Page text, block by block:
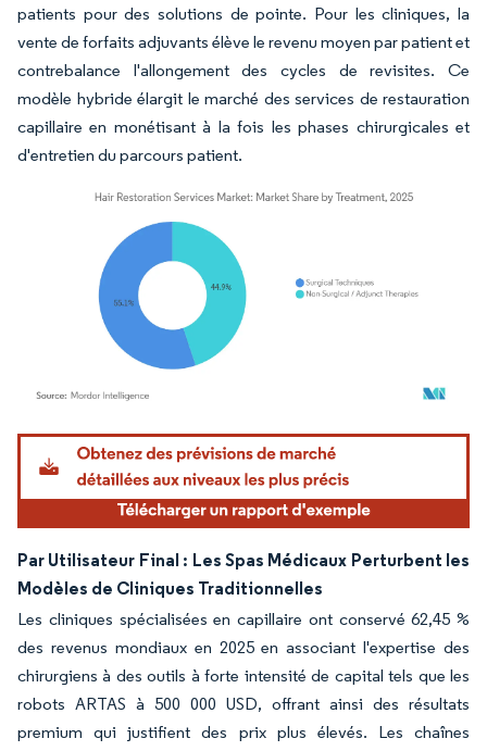
patients pour des solutions de pointe. Pour les cliniques, la
vente de forfaits adjuvants élève le revenu moyen par patient et
contrebalance l'allongement des cycles de revisites. Ce
modèle hybride élargit le marché des services de restauration
capillaire en monétisant à la fois les phases chirurgicales et
d'entretien du parcours patient.
Image © Mordor Intelligence. La réutilisation nécessite une attribution sous CC BY
Par Utilisateur Final : Les Spas Médicaux Perturbent les
Modèles de Cliniques Traditionnelles
Les cliniques spécialisées en capillaire ont conservé 62,45 %
des revenus mondiaux en 2025 en associant l'expertise des
chirurgiens à des outils à forte intensité de capital tels que les
robots ARTAS à 500 000 USD, offrant ainsi des résultats
premium qui justifient des prix plus élevés. Les chaînes